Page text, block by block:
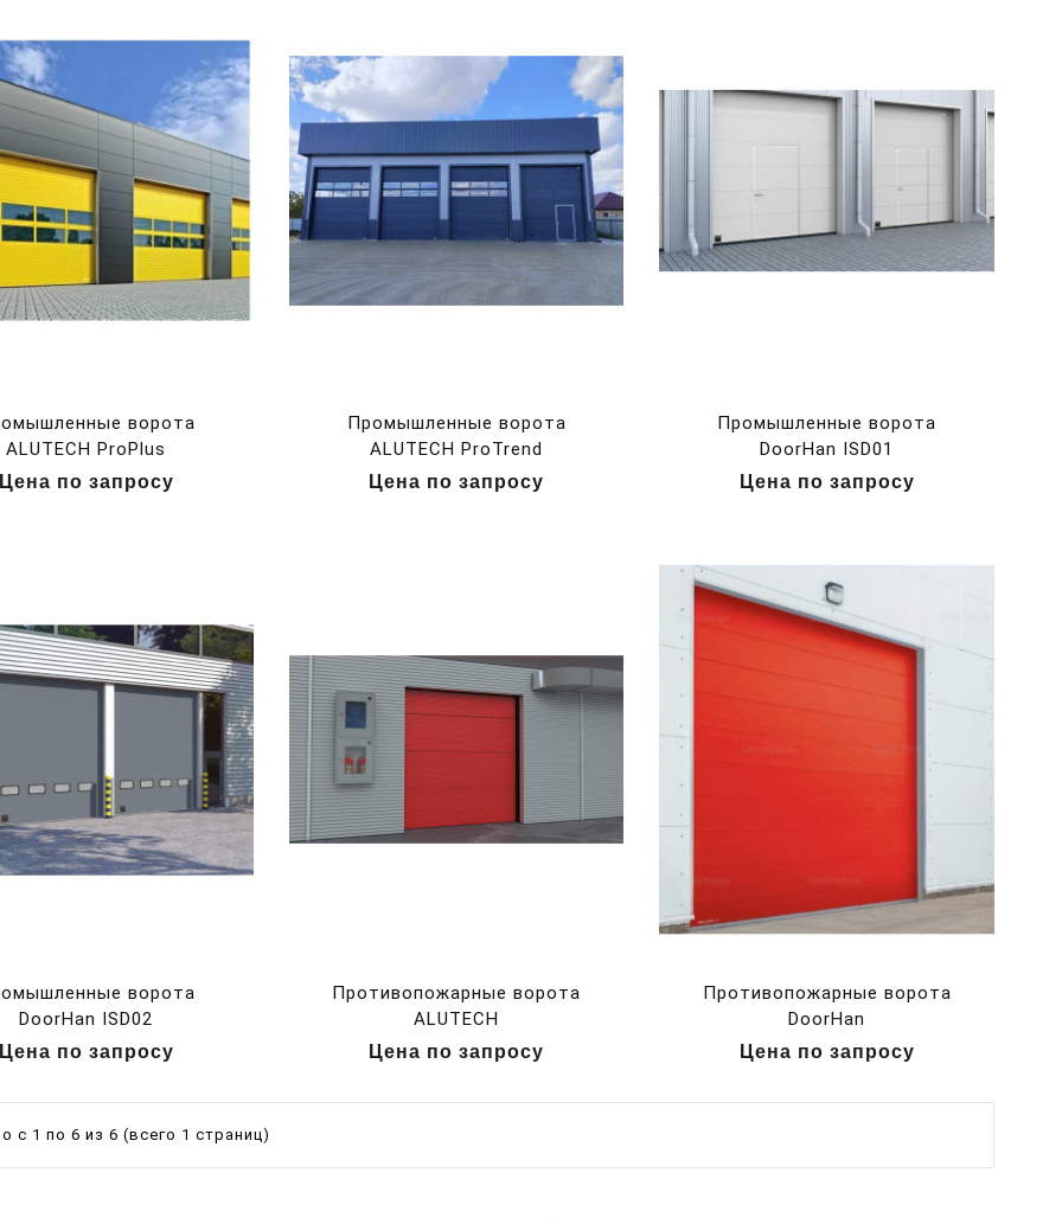
ворота
ALUTECH ProPlus
по запросу
Промышленные ворота
ALUTECH ProTrend
Цена по запросу
Промышленные ворота
DoorHan ISD01
Цена по запросу
ворота
DoorHan ISD02
по запросу
Противопожарные ворота
ALUTECH
Цена по запросу
Противопожарные ворота
DoorHan
Цена по запросу
с 1 по 6 из 6 (всего 1 страниц)